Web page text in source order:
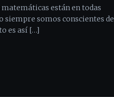
matemáticas están en todas
siempre somos conscientes de
es así […]